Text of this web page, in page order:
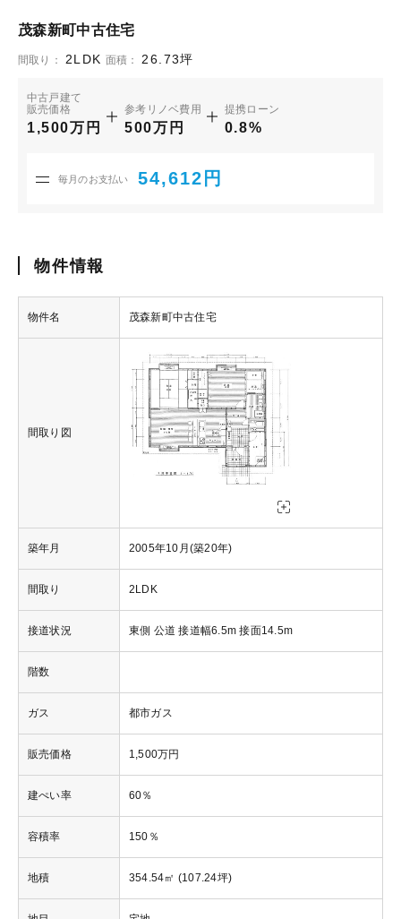
茂森新町中古住宅
間取り： 2LDK 面積： 26.73坪
中古戸建て
販売価格
1,500万円
参考リノベ費用
500万円
提携ローン
0.8%
毎月のお支払い 54,612円
物件情報
物件名 茂森新町中古住宅
間取り図
築年月 2005年10月(築20年)
間取り 2LDK
接道状況 東側 公道 接道幅6.5m 接面14.5m
階数
ガス 都市ガス
販売価格 1,500万円
建ぺい率 60％
容積率 150％
地積 354.54㎡ (107.24坪)